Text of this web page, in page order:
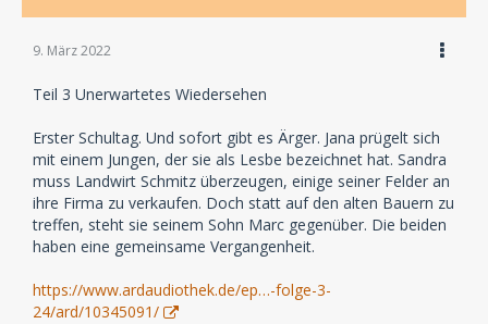
9. März 2022
Teil 3 Unerwartetes Wiedersehen
Erster Schultag. Und sofort gibt es Ärger. Jana prügelt sich
mit einem Jungen, der sie als Lesbe bezeichnet hat. Sandra
muss Landwirt Schmitz überzeugen, einige seiner Felder an
ihre Firma zu verkaufen. Doch statt auf den alten Bauern zu
treffen, steht sie seinem Sohn Marc gegenüber. Die beiden
haben eine gemeinsame Vergangenheit.
https://www.ardaudiothek.de/ep…-folge-3-
24/ard/10345091/